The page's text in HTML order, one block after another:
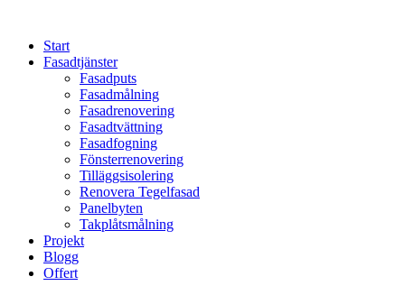
contentStart
Fasadtjänster
Fasadputs
Fasadmålning
Fasadrenovering
Fasadtvättning
Fasadfogning
Fönsterrenovering
Tilläggsisolering
Renovera Tegelfasad
Panelbyten
Takplåtsmålning
Projekt
Blogg
Offert